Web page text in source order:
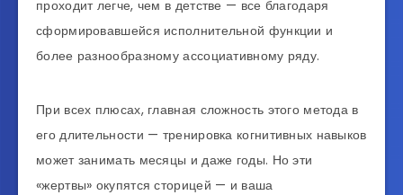
проходит легче, чем в детстве — все благодаря
сформировавшейся исполнительной функции и
более разнообразному ассоциативному ряду.
При всех плюсах, главная сложность этого метода в
его длительности — тренировка когнитивных навыков
может занимать месяцы и даже годы. Но эти
«жертвы» окупятся сторицей — и ваша